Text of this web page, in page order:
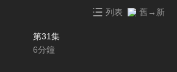
列表 舊→新
第31集
6分鐘